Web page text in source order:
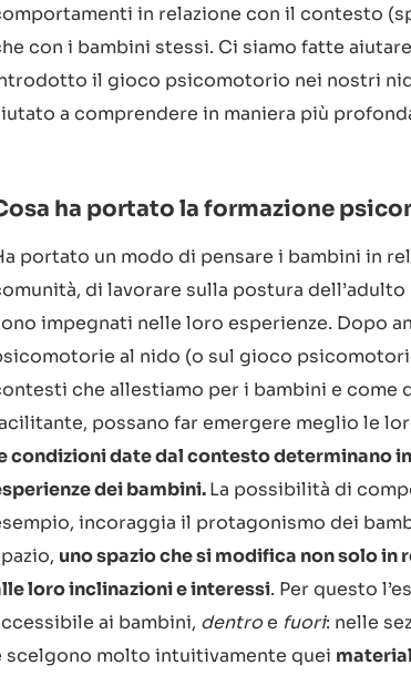
in relazione con il contesto
con i bambini stessi. Ci siamo fatte
il gioco psicomotorio nei nostri
a comprendere in maniera più
ha portato la formazione
portato un modo di pensare i bambini in
di lavorare sulla postura
impegnati nelle loro esperienze. Dopo
al nido (o sul gioco
che allestiamo per i bambini e come
possano far emergere meglio le
condizioni date dal contesto determinano
dei bambini.La possibilità di
incoraggia il protagonismo dei
uno spazio che si modifica non solo in
loro inclinazioni e interessi. Per questo
ai bambini, dentroe fuori: nelle
scelgono molto intuitivamente quei